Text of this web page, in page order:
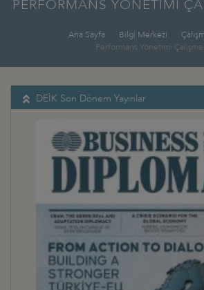
PERFORMANS YÖNETİMİ
Ana Sayfa Bilgi Merkezi
Performans Yönetimi
DEİK Son Dönem Yayınlar